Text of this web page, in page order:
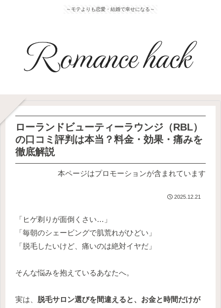
～モテよりも恋愛・結婚で幸せになる～
ローランドビューティーラウンジ（RBL）
の口コミ評判は本当？料金・効果・痛みを
徹底解説
本ページはプロモーションが含まれています
2025.12.21
「ヒゲ剃りが面倒くさい…」
「毎朝のシェービングで肌荒れがひどい」
「脱毛したいけど、痛いのは絶対イヤだ」
そんな悩みを抱えているあなたへ。
実は、 脱毛サロン選びを間違えると、お金と時間だけが